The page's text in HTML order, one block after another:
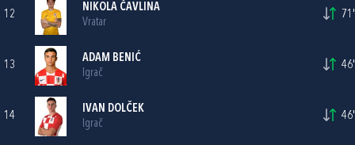
12
NIKOLA ČAVLINA
Vratar
71'
13
ADAM BENIĆ
Igrač
46'
14
IVAN DOLČEK
Igrač
46'